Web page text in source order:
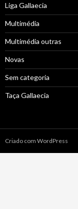
Liga Gallaecia
Multimédia
Multimédia outras
Novas
Sem categoria
Taça Gallaecia
Criado com WordPress